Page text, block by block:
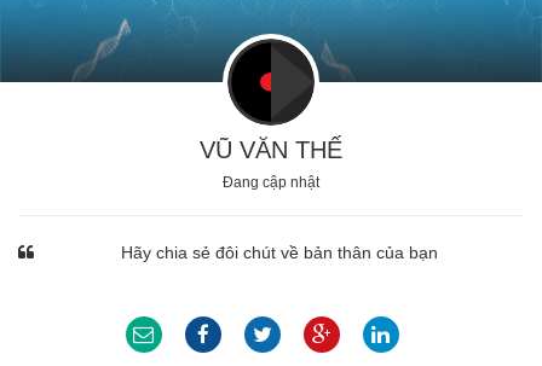
Excel Nâng Cao
VŨ VĂN THẾ
Đang cập nhật
Hãy chia sẻ đôi chút về bản thân của bạn